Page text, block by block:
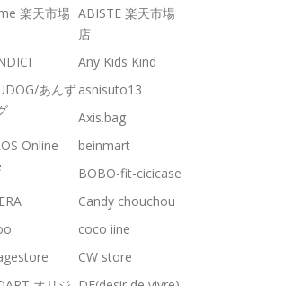
楽天市場 ABISTE 楽天市場
店
Any Kids Kind
あんずashisuto13
Axis.bag
Online
beinmart
BOBO-fit-cicicase
Candy chouchou
coco iine
CW store